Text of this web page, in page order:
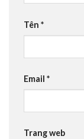
Tên *
Email *
Trang web